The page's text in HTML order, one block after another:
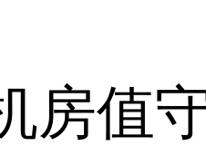
房值